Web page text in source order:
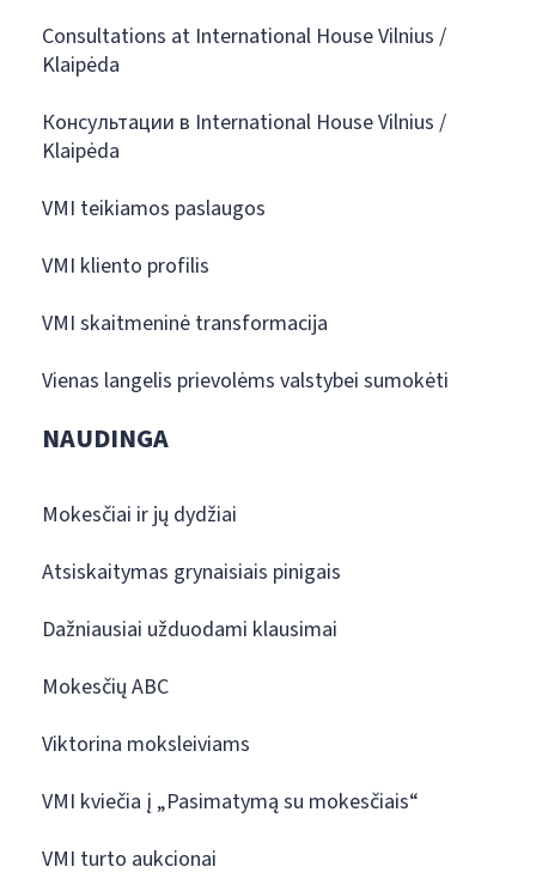
Consultations at International House Vilnius /
Klaipėda
Консультации в International House Vilnius /
Klaipėda
VMI teikiamos paslaugos
VMI kliento profilis
VMI skaitmeninė transformacija
Vienas langelis prievolėms valstybei sumokėti
NAUDINGA
Mokesčiai ir jų dydžiai
Atsiskaitymas grynaisiais pinigais
Dažniausiai užduodami klausimai
Mokesčių ABC
Viktorina moksleiviams
VMI kviečia į „Pasimatymą su mokesčiais“
VMI turto aukcionai